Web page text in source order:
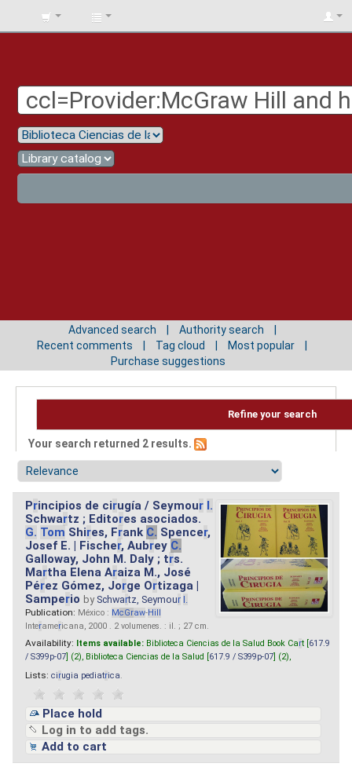
BIBLIOTECA
Advanced search
Authority search
Recent comments
Tag cloud
Most popular
Purchase suggestions
Refine your search
Your search returned 2 results.
Principios de cirugía / Seymour I.
Schwartz ; Editores asociados.
G. Tom Shires, Frank C. Spencer,
Josef E. | Fischer, Aubrey C.
Galloway, John M. Daly ; trs.
Martha Elena Araiza M., José
Pérez Gómez, Jorge Ortizaga |
Samperio by Schwartz, Seymour I.
Publication: México : McGraw-Hill
Interamericana, 2000 . 2 volumenes. : il. ; 27 cm.
Availability: Items available: Biblioteca Ciencias de la Salud Book Cart [ 617.9
/ S399p-07 ] (2), Biblioteca Ciencias de la Salud [ 617.9 / S399p-07 ] (2),
Lists: cirugia pediatrica
Place hold
Log in to add tags.
Add to cart